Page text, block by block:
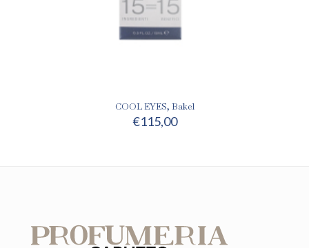
COOL EYES, Bakel
€115,00